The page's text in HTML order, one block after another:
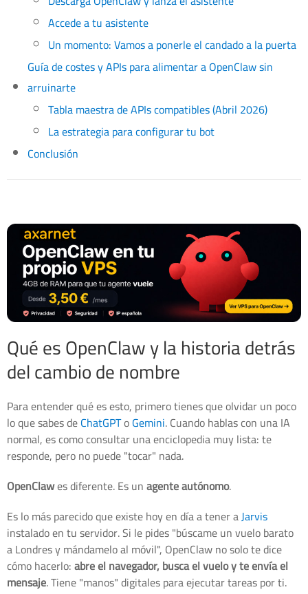
Accede a tu asistente
Un momento: Vamos a ponerle el candado a la puerta
Guía de costes y APIs para alimentar a OpenClaw sin
arruinarte
Tabla maestra de APIs compatibles (Abril 2026)
La estrategia para configurar tu bot
Conclusión
Qué es OpenClaw y la historia detrás
del cambio de nombre
Para entender qué es esto, primero tienes que olvidar un poco
lo que sabes deChatGPToGemini. Cuando hablas con una IA
normal, es como consultar una enciclopedia muy lista: te
responde, pero no puede "tocar" nada.
OpenClawes diferente. Es unagente autónomo.
Es lo más parecido que existe hoy en día a tener aJarvis
instalado en tu servidor. Si le pides "búscame un vuelo barato
a Londres y mándamelo al móvil", OpenClaw no solo te dice
cómo hacerlo:abre el navegador, busca el vuelo y te envía el
mensaje. Tiene "manos" digitales para ejecutar tareas por ti.